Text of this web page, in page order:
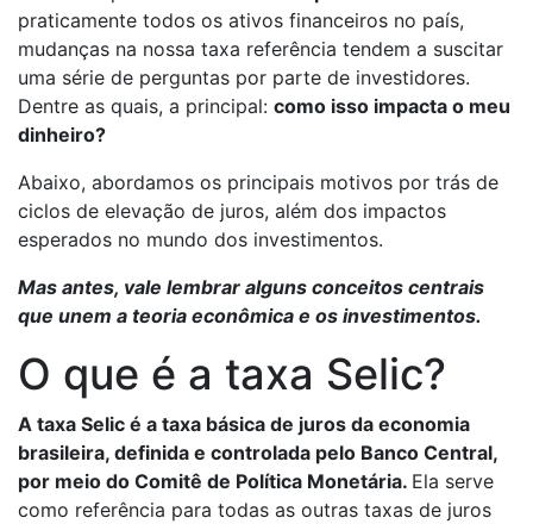
praticamente todos os ativos financeiros no país,
mudanças na nossa taxa referência tendem a suscitar
uma série de perguntas por parte de investidores.
Dentre as quais, a principal: como isso impacta o meu
dinheiro?
Abaixo, abordamos os principais motivos por trás de
ciclos de elevação de juros, além dos impactos
esperados no mundo dos investimentos.
Mas antes, vale lembrar alguns conceitos centrais
que unem a teoria econômica e os investimentos.
O que é a taxa Selic?
A taxa Selic é a taxa básica de juros da economia
brasileira, definida e controlada pelo Banco Central,
por meio do Comitê de Política Monetária. Ela serve
como referência para todas as outras taxas de juros